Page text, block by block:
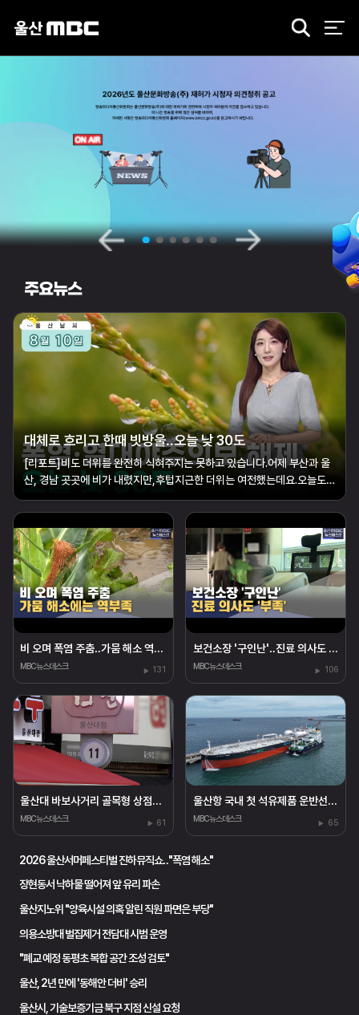
검
주요뉴스
대체로 흐리고 한때 빗방울‥오늘 낮 30도
[리포트]비도 더위를 완전히 식혀주지는 못하고 있습니다.어제 부산과 울
산, 경남 곳곳에 비가 내렸지만,후텁지근한 더위는 여전했는데요.오늘도
겠습니다. 오늘 비가 그친 뒤에도 더위는 계속되겠는데요.한낮 기온은 32
도까지 오르겠고,습한 공기까지 ...
비 오며 폭염 주춤‥가뭄 해소 역부족
MBC뉴스데스크 131
보건소장 '구인난'‥진료 의사도 '부족'
MBC뉴스데스크 106
울산대 바보사거리 골목형 상점가 신규 지정
MBC뉴스데스크 61
울산항 국내 첫 석유제품 운반선에 LNG 공급 성공
MBC뉴스데스크 65
2026 울산서머페스티벌 진하뮤직쇼‥"폭염 해소"
장현동서 낙하물 떨어져 앞 유리 파손
울산지노위 "양육시설 의혹 알린 직원 파면은 부당"
의용소방대 벌집제거 전담대 시범 운영
"폐교 예정 동평초 복합 공간 조성 검토"
울산, 2년 만에 '동해안 더비' 승리
울산시, 기술보증기금 북구 지점 신설 요청